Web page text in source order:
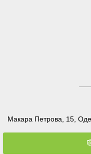
Макара Петрова, 15,